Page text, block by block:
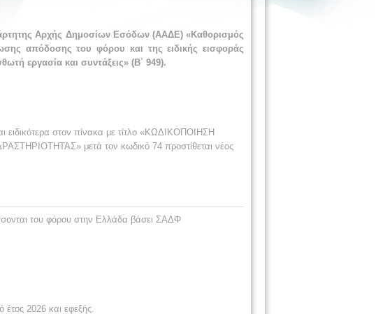
Αρχής Δημοσίων Εσόδων (ΑΑΔΕ) «Καθορισμός
απόδοσης του φόρου και της ειδικής εισφοράς
εργασία και συντάξεις» (Β΄ 949).
ειδικότερα στον πίνακα με τίτλο «ΚΩΔΙΚΟΠΟΙΗΣΗ
μετά τον κωδικό 74 προστίθεται νέος
του φόρου στην Ελλάδα βάσει ΣΑΔΦ
2026 και εφεξής.